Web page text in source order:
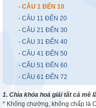
- CÂU 1 ĐẾN 10
- CÂU 11 ĐẾN 20
- CÂU 21 ĐẾN 30
- CÂU 31 ĐẾN 40
- CÂU 41 ĐẾN 50
- CÂU 51 ĐẾN 60
- CÂU 61 ĐẾN 72
1. Chìa khóa hoá giải tất cả mê
* Không chướng, không chấp là